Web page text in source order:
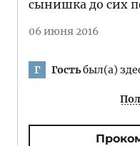
сынишка до сих
06 июня 2016
Г Гостьбыл(а)